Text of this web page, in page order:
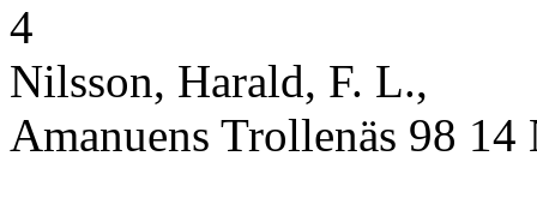
4
Nilsson, Harald, F. L.,
Amanuens Trollenäs 98